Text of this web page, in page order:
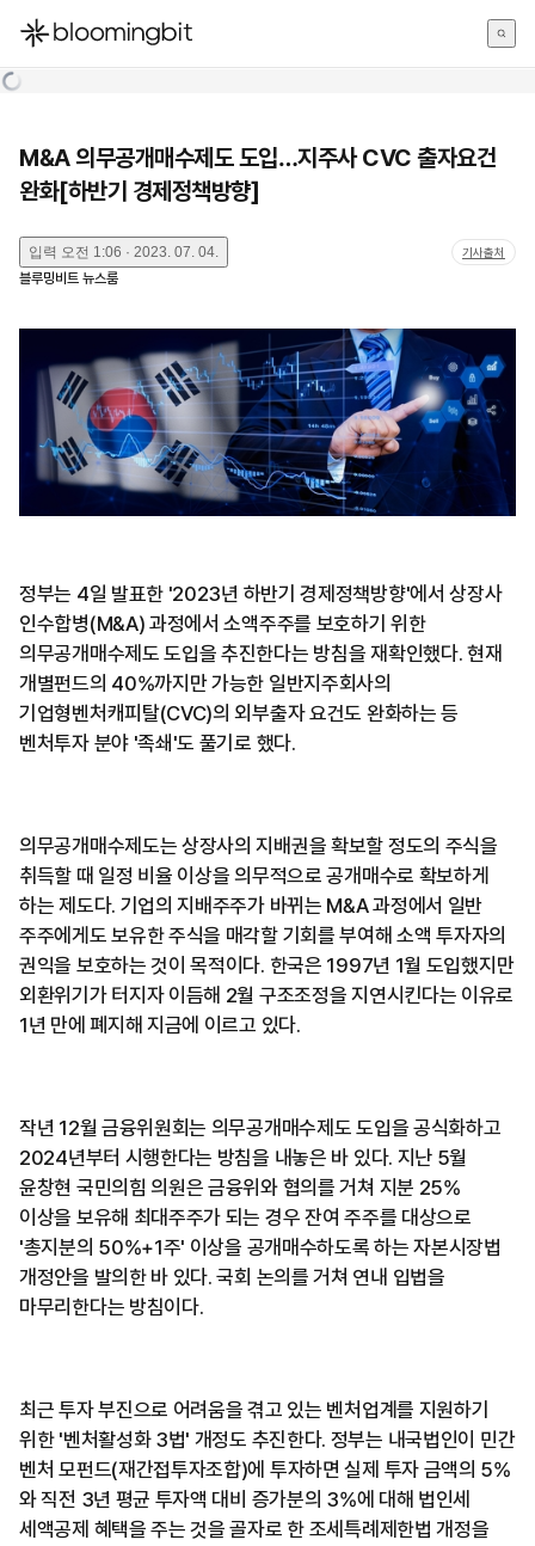
한국어
M&A 의무공개매수제도 도입…지주사 CVC 출자요건
완화[하반기 경제정책방향]
입력 오전 1:06 · 2023. 07. 04. 기사출처
블루밍비트 뉴스룸
정부는 4일 발표한 '2023년 하반기 경제정책방향'에서 상장사
인수합병(M&A) 과정에서 소액주주를 보호하기 위한
의무공개매수제도 도입을 추진한다는 방침을 재확인했다. 현재
개별펀드의 40%까지만 가능한 일반지주회사의
기업형벤처캐피탈(CVC)의 외부출자 요건도 완화하는 등
벤처투자 분야 '족쇄'도 풀기로 했다.
의무공개매수제도는 상장사의 지배권을 확보할 정도의 주식을
취득할 때 일정 비율 이상을 의무적으로 공개매수로 확보하게
하는 제도다. 기업의 지배주주가 바뀌는 M&A 과정에서 일반
주주에게도 보유한 주식을 매각할 기회를 부여해 소액 투자자의
권익을 보호하는 것이 목적이다. 한국은 1997년 1월 도입했지만
외환위기가 터지자 이듬해 2월 구조조정을 지연시킨다는 이유로
1년 만에 폐지해 지금에 이르고 있다.
작년 12월 금융위원회는 의무공개매수제도 도입을 공식화하고
2024년부터 시행한다는 방침을 내놓은 바 있다. 지난 5월
윤창현 국민의힘 의원은 금융위와 협의를 거쳐 지분 25%
이상을 보유해 최대주주가 되는 경우 잔여 주주를 대상으로
'총지분의 50%+1주' 이상을 공개매수하도록 하는 자본시장법
개정안을 발의한 바 있다. 국회 논의를 거쳐 연내 입법을
마무리한다는 방침이다.
최근 투자 부진으로 어려움을 겪고 있는 벤처업계를 지원하기
위한 '벤처활성화 3법' 개정도 추진한다. 정부는 내국법인이 민간
벤처 모펀드(재간접투자조합)에 투자하면 실제 투자 금액의 5%
와 직전 3년 평균 투자액 대비 증가분의 3%에 대해 법인세
세액공제 혜택을 주는 것을 골자로 한 조세특례제한법 개정을